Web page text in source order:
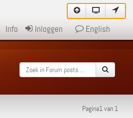
Info Inloggen English
Pagina1 van 1